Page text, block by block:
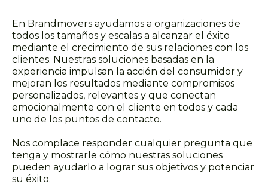
En Brandmovers ayudamos a organizaciones de
todos los tamaños y escalas a alcanzar el éxito
mediante el crecimiento de sus relaciones con los
clientes. Nuestras soluciones basadas en la
experiencia impulsan la acción del consumidor y
mejoran los resultados mediante compromisos
personalizados, relevantes y que conectan
emocionalmente con el cliente en todos y cada
uno de los puntos de contacto.
Nos complace responder cualquier pregunta que
tenga y mostrarle cómo nuestras soluciones
pueden ayudarlo a lograr sus objetivos y potenciar
su éxito.